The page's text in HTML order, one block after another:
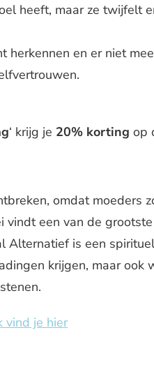
heeft, maar ze twijfelt
herkennen en er niet
‘ krijg je 20% korting op
omdat moeders
vindt een van de
Alternatief is een
krijgen, maar ook
vind je hier